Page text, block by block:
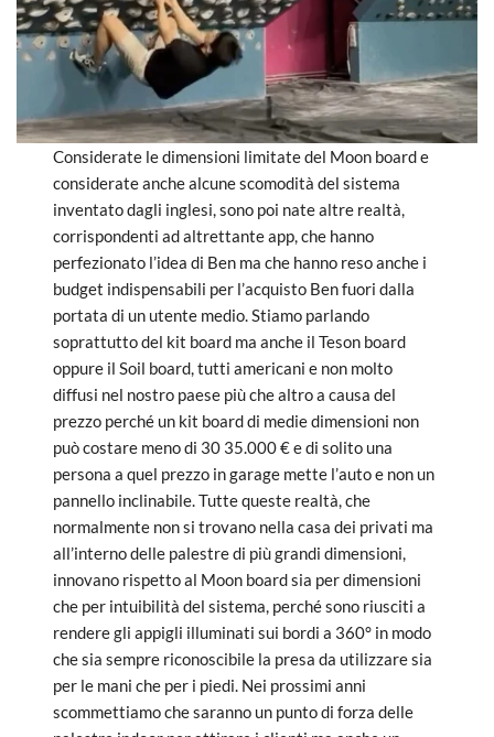
Considerate le dimensioni limitate del Moon board e
considerate anche alcune scomodità del sistema
inventato dagli inglesi, sono poi nate altre realtà,
corrispondenti ad altrettante app, che hanno
perfezionato l’idea di Ben ma che hanno reso anche i
budget indispensabili per l’acquisto Ben fuori dalla
portata di un utente medio. Stiamo parlando
soprattutto del kit board ma anche il Teson board
oppure il Soil board, tutti americani e non molto
diffusi nel nostro paese più che altro a causa del
prezzo perché un kit board di medie dimensioni non
può costare meno di 30 35.000 € e di solito una
persona a quel prezzo in garage mette l’auto e non un
pannello inclinabile. Tutte queste realtà, che
normalmente non si trovano nella casa dei privati ma
all’interno delle palestre di più grandi dimensioni,
innovano rispetto al Moon board sia per dimensioni
che per intuibilità del sistema, perché sono riusciti a
rendere gli appigli illuminati sui bordi a 360° in modo
che sia sempre riconoscibile la presa da utilizzare sia
per le mani che per i piedi. Nei prossimi anni
scommettiamo che saranno un punto di forza delle